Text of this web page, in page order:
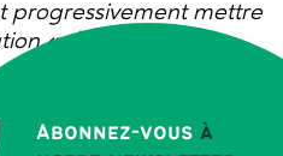
Abonnez-vous à
progressivement mettre
« d’être créatives